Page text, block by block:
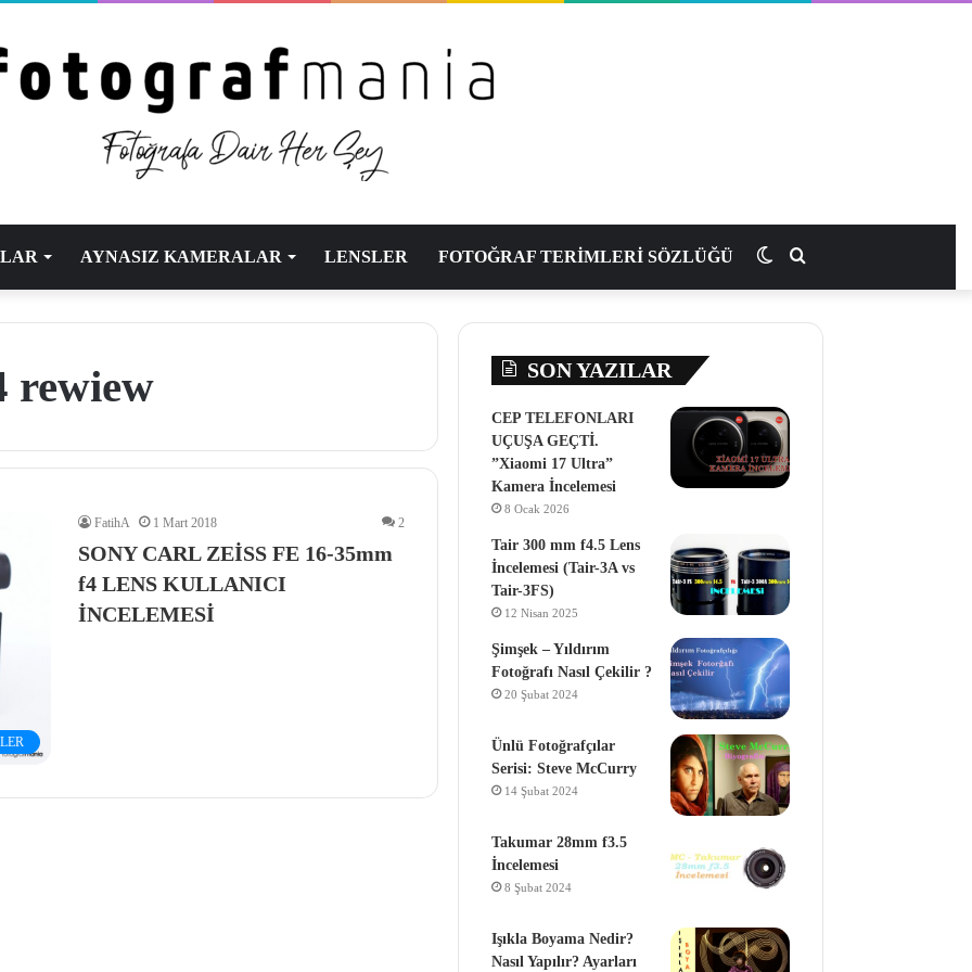
AYNASIZ KAMERALAR LENSLER FOTOĞRAF TERİMLERİ SÖZLÜĞÜ
yap
Dış
görünümü
rewiew
FatihA 1 Mart 2018 2
SONY CARL ZEİSS FE 16-35mm
f4 LENS KULLANICI
İNCELEMESİ
SON YAZILAR
CEP TELEFONLARI
UÇUŞA GEÇTİ.
”Xiaomi 17 Ultra”
Kamera İncelemesi
8 Ocak 2026
Tair 300 mm f4.5 Lens
İncelemesi (Tair-3A vs
Tair-3FS)
12 Nisan 2025
Şimşek – Yıldırım
Fotoğrafı Nasıl Çekilir ?
20 Şubat 2024
Ünlü Fotoğrafçılar
Serisi: Steve McCurry
14 Şubat 2024
Takumar 28mm f3.5
İncelemesi
8 Şubat 2024
Işıkla Boyama Nedir?
Nasıl Yapılır? Ayarları